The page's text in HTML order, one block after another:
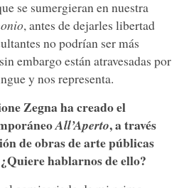
se sumergieran en nuestra
, antes de dejarles libertad
no podrían ser más
embargo están atravesadas por
y nos representa.
Zegna ha creado el
All’Aperto, a través
de obras de arte públicas
hablarnos de ello?